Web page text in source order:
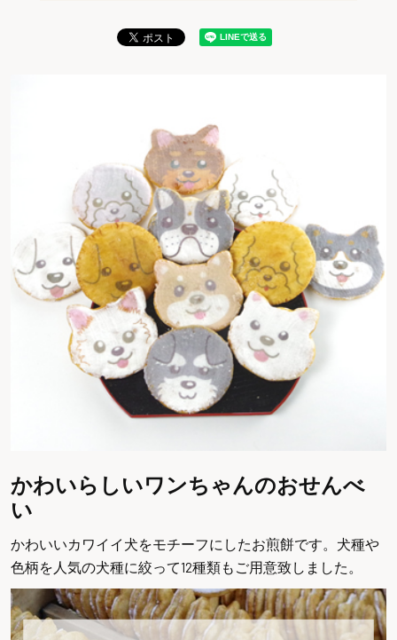
かわいらしいワンちゃんのおせんべ
い
かわいいカワイイ犬をモチーフにしたお煎餅です。犬種や
色柄を人気の犬種に絞って12種類もご用意致しました。